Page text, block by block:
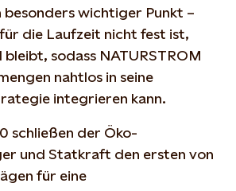
besonders wichtiger Punkt –
die Laufzeit nicht fest ist,
sodass NATURSTROM
nahtlos in seine
integrieren kann.
schließen der Öko-
und Statkraft den ersten von
für eine